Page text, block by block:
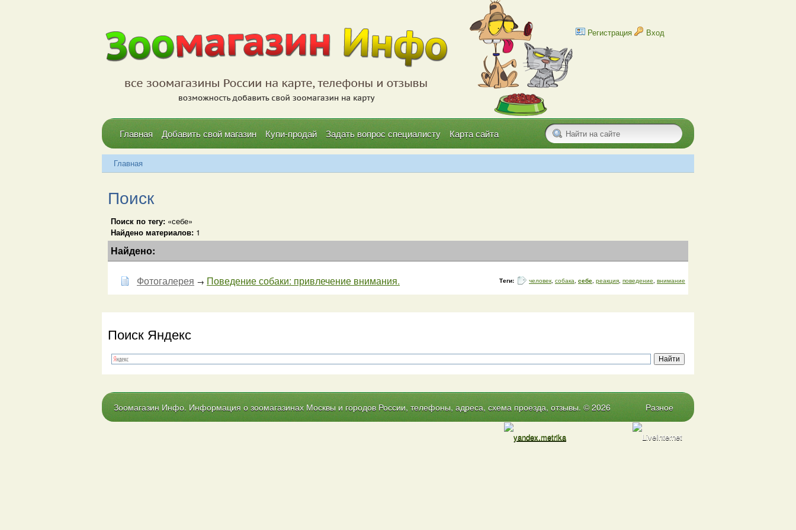
Регистрация Вход
Главная Добавить свой магазин Купи-продай Задать вопрос специалисту Карта сайта
Главная
Поиск
Поиск по тегу: «себе»
Найдено материалов: 1
Найдено:
Фотогалерея → Поведение собаки: привлечение внимания. Теги: человек, собака, себе, реакция, поведение, внимание
Поиск Яндекс
Зоомагазин Инфо. Информация о зоомагазинах Москвы и городов России, телефоны, адреса, схема проезда, отзывы. © 2026 Разное